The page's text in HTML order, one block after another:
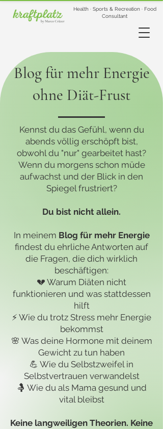
Health · Sports & Recreation · Food
Consultant
Blog für mehr Energie
ohne Diät-Frust
Kennst du das Gefühl, wenn du
abends völlig erschöpft bist,
obwohl du "nur" gearbeitet hast?
Wenn du morgens schon müde
aufwachst und der Blick in den
Spiegel frustriert?
Du bist nicht allein.
In meinem Blog für mehr Energie
findest du ehrliche Antworten auf
die Fragen, die dich wirklich
beschäftigen:
💔 Warum Diäten nicht
funktionieren und was stattdessen
hilft
⚡ Wie du trotz Stress mehr Energie
bekommst
🌸 Was deine Hormone mit deinem
Gewicht zu tun haben
💪 Wie du Selbstzweifel in
Selbstvertrauen verwandelst
🤱 Wie du als Mama gesund und
vital bleibst
Keine langweiligen Theorien. Keine